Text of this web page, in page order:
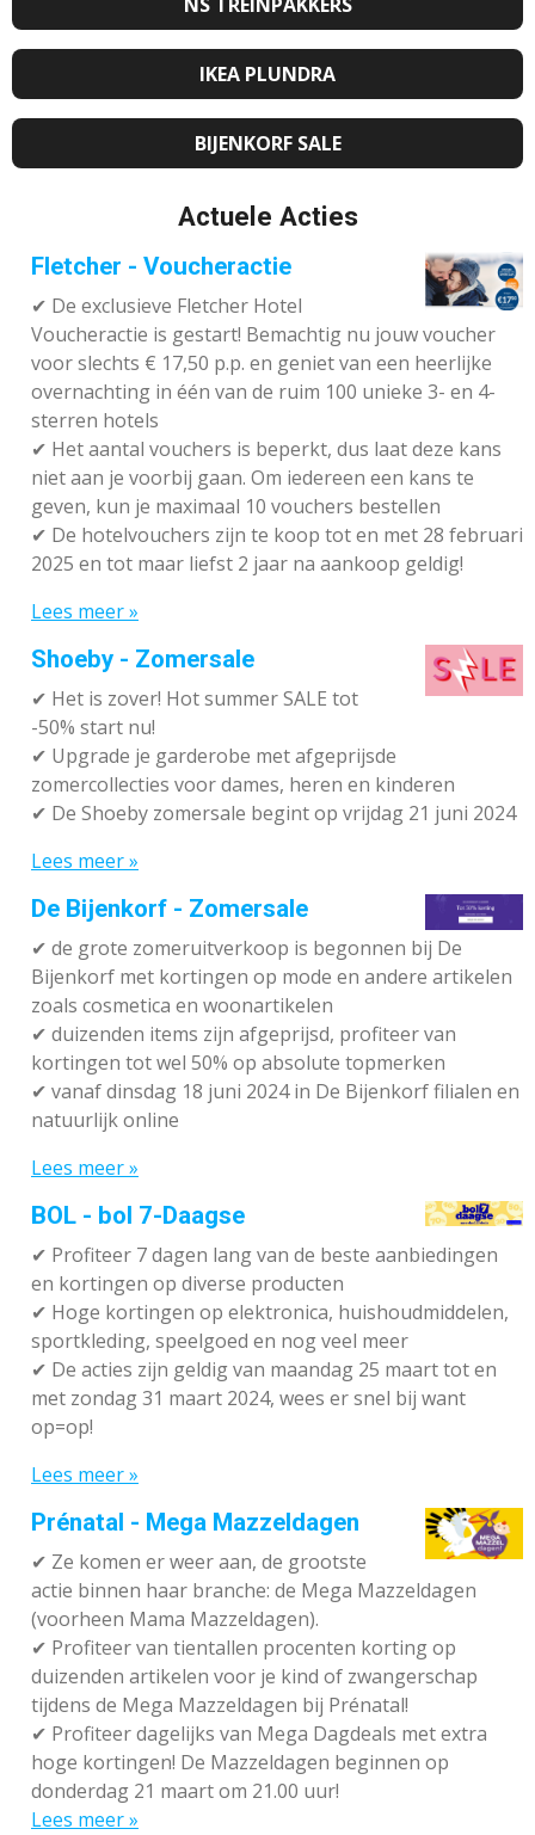
IKEA PLUNDRA
BIJENKORF SALE
Actuele Acties
Fletcher - Voucheractie
✔ De exclusieve Fletcher Hotel
Voucheractie is gestart! Bemachtig nu jouw voucher
voor slechts € 17,50 p.p. en geniet van een heerlijke
overnachting in één van de ruim 100 unieke 3- en 4-
sterren hotels
✔ Het aantal vouchers is beperkt, dus laat deze kans
niet aan je voorbij gaan. Om iedereen een kans te
geven, kun je maximaal 10 vouchers bestellen
✔ De hotelvouchers zijn te koop tot en met 28 februari
2025 en tot maar liefst 2 jaar na aankoop geldig!
Lees meer »
Shoeby - Zomersale
✔ Het is zover! Hot summer SALE tot
-50% start nu!
✔ Upgrade je garderobe met afgeprijsde
zomercollecties voor dames, heren en kinderen
✔ De Shoeby zomersale begint op vrijdag 21 juni 2024
Lees meer »
De Bijenkorf - Zomersale
✔ de grote zomeruitverkoop is begonnen bij De
Bijenkorf met kortingen op mode en andere artikelen
zoals cosmetica en woonartikelen
✔ duizenden items zijn afgeprijsd, profiteer van
kortingen tot wel 50% op absolute topmerken
✔ vanaf dinsdag 18 juni 2024 in De Bijenkorf filialen en
natuurlijk online
Lees meer »
BOL - bol 7-Daagse
✔ Profiteer 7 dagen lang van de beste aanbiedingen
en kortingen op diverse producten
✔ Hoge kortingen op elektronica, huishoudmiddelen,
sportkleding, speelgoed en nog veel meer
✔ De acties zijn geldig van maandag 25 maart tot en
met zondag 31 maart 2024, wees er snel bij want
op=op!
Lees meer »
Prénatal - Mega Mazzeldagen
✔ Ze komen er weer aan, de grootste
actie binnen haar branche: de Mega Mazzeldagen
(voorheen Mama Mazzeldagen).
✔ Profiteer van tientallen procenten korting op
duizenden artikelen voor je kind of zwangerschap
tijdens de Mega Mazzeldagen bij Prénatal!
✔ Profiteer dagelijks van Mega Dagdeals met extra
hoge kortingen! De Mazzeldagen beginnen op
donderdag 21 maart om 21.00 uur!
Lees meer »